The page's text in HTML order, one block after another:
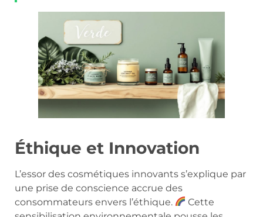
Éthique et Innovation
L’essor des cosmétiques innovants s’explique par
une prise de conscience accrue des
consommateurs envers l’éthique.
Cette